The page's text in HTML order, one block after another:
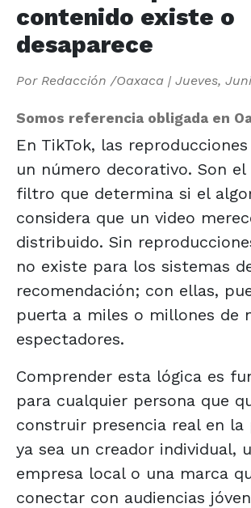
contenido existe o
desaparece
Por Redacción /Oaxaca | Jueves,
Somos referencia obligada en
En TikTok, las
un número decorativo. Son
filtro que determina si el
considera que un video
distribuido. Sin
no existe para los sistemas
recomendación; con ellas,
puerta a miles o millones de
espectadores.
Comprender esta lógica es
para cualquier persona que
construir presencia real en
ya sea un creador individual,
empresa local o una marca
conectar con audiencias